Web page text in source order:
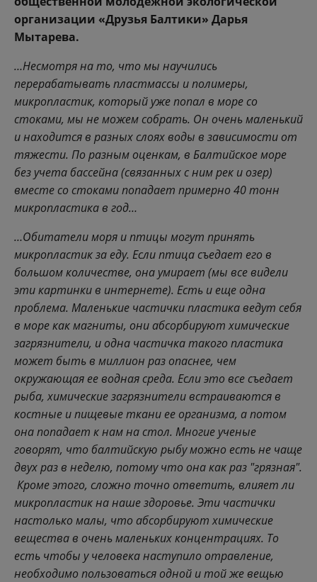
организации «Друзья Балтики» Дарья
Мытарева.
…Несмотря на то, что мы научились
перерабатывать пластмассы и полимеры,
микропластик, который уже попал в море со
стоками, мы не можем собрать. Он очень маленький
и находится в разных слоях воды в зависимости от
тяжести. По разным оценкам, в Балтийское море
без учета бассейна (связанных с ним рек и озер)
вместе со стоками попадает примерно 40 тонн
микропластика в год…
…Обитатели моря и птицы могут принять
микропластик за еду. Если птица съедает его в
большом количестве, она умирает (мы все видели
эти картинки в интернете). Есть и еще одна
проблема. Маленькие частички пластика ведут себя
в море как магниты, они абсорбируют химические
загрязнители, и одна частичка такого пластика
может быть в миллион раз опаснее, чем
окружающая ее водная среда. Если это все съедает
рыба, химические загрязнители встраиваются в
костные и пищевые ткани ее организма, а потом
она попадает к нам на стол. Многие ученые
говорят, что балтийскую рыбу можно есть не чаще
двух раз в неделю, потому что она как раз "грязная".
Кроме этого, сложно точно ответить, влияет ли
микропластик на наше здоровье. Эти частички
настолько малы, что абсорбируют химические
вещества в очень маленьких концентрациях. То
есть чтобы у человека наступило отравление,
необходимо пользоваться одной и той же вещью